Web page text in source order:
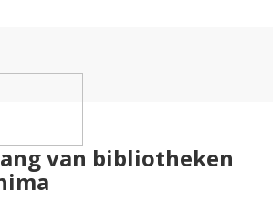
van bibliotheken